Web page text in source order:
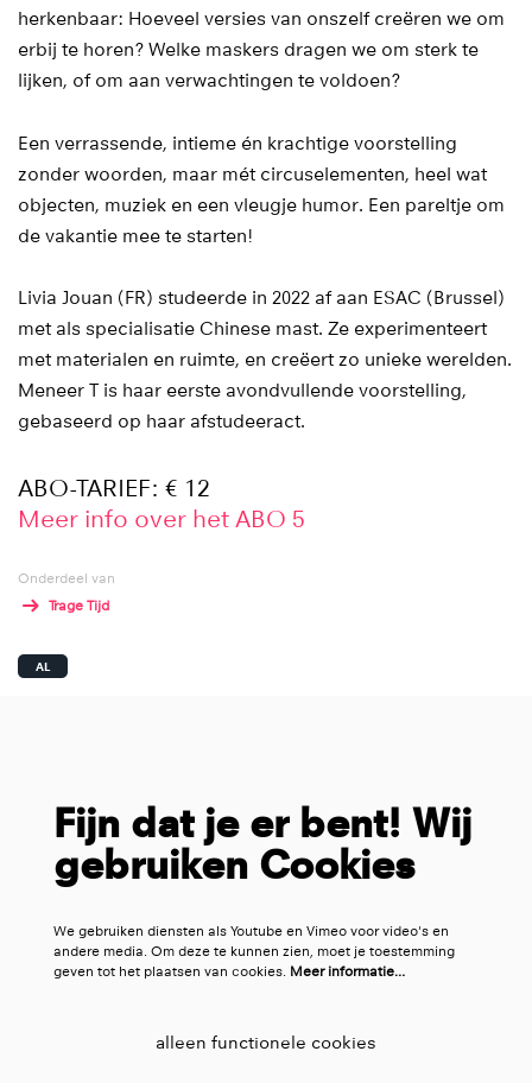
herkenbaar: Hoeveel versies van onszelf creëren we om
erbij te horen? Welke maskers dragen we om sterk te
lijken, of om aan verwachtingen te voldoen?
Een verrassende, intieme én krachtige voorstelling
zonder woorden, maar mét circuselementen, heel wat
objecten, muziek en een vleugje humor. Een pareltje om
de vakantie mee te starten!
Livia Jouan (FR) studeerde in 2022 af aan ESAC (Brussel)
met als specialisatie Chinese mast. Ze experimenteert
met materialen en ruimte, en creëert zo unieke werelden.
Meneer T is haar eerste avondvullende voorstelling,
gebaseerd op haar afstudeeract.
ABO-TARIEF: € 12
Meer info over het ABO 5
Onderdeel van
Trage Tijd
AL
Fijn dat je er bent! Wij
gebruiken Cookies
We gebruiken diensten als Youtube en Vimeo voor video's en
andere media. Om deze te kunnen zien, moet je toestemming
geven tot het plaatsen van cookies. Meer informatie…
alleen functionele cookies